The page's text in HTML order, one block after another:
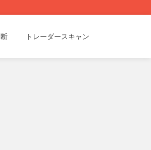
トレーダースキャン